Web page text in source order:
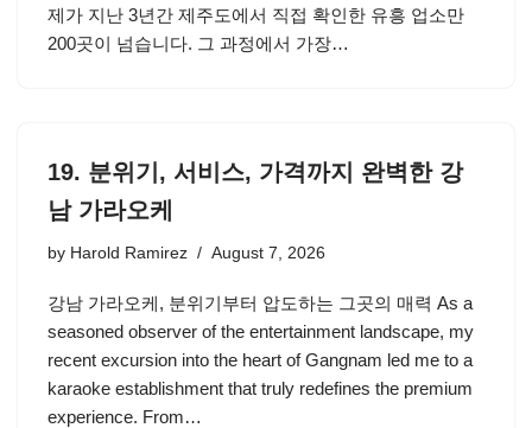
제가 지난 3년간 제주도에서 직접 확인한 유흥 업소만
200곳이 넘습니다. 그 과정에서 가장…
19. 분위기, 서비스, 가격까지 완벽한 강
남 가라오케
by Harold Ramirez August 7, 2026
강남 가라오케, 분위기부터 압도하는 그곳의 매력 As a
seasoned observer of the entertainment landscape, my
recent excursion into the heart of Gangnam led me to a
karaoke establishment that truly redefines the premium
experience. From…